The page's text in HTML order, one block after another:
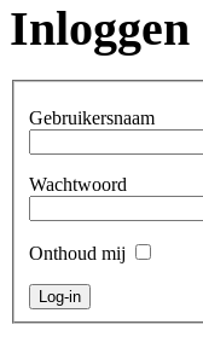
Inloggen
Gebruikersnaam
Wachtwoord
Onthoud mij